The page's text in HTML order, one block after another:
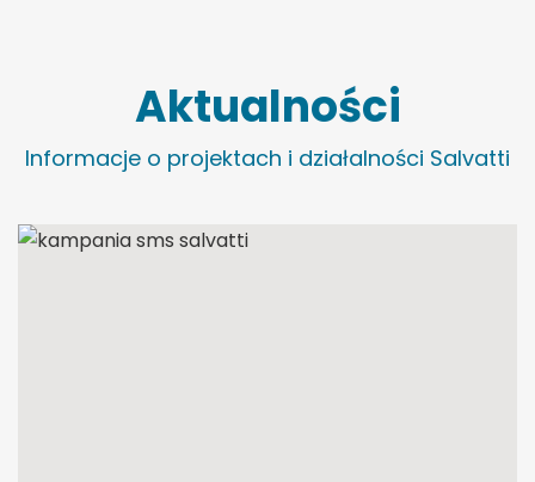
Aktualności
Informacje o projektach i działalności Salvatti